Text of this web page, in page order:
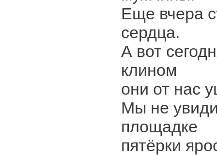
Еще вчера
сердца.
А вот
клином
они от нас
Мы не
площадке
пятёрки